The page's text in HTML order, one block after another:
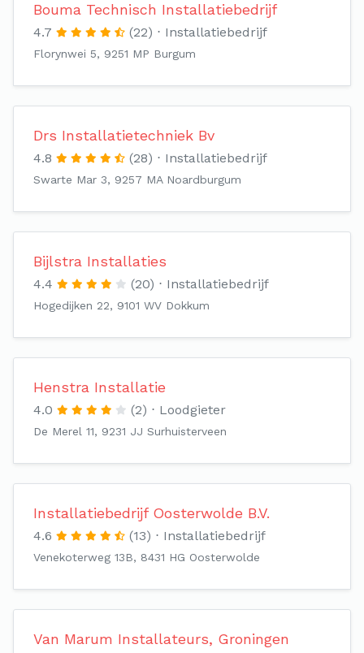
Bouma Technisch Installatiebedrijf
4.7 (22) Installatiebedrijf
Florynwei 5, 9251 MP Burgum
Drs Installatietechniek Bv
4.8 (28) Installatiebedrijf
Swarte Mar 3, 9257 MA Noardburgum
Bijlstra Installaties
4.4 (20) Installatiebedrijf
Hogedijken 22, 9101 WV Dokkum
Henstra Installatie
4.0 (2) Loodgieter
De Merel 11, 9231 JJ Surhuisterveen
Installatiebedrijf Oosterwolde B.V.
4.6 (13) Installatiebedrijf
Venekoterweg 13B, 8431 HG Oosterwolde
Van Marum Installateurs, Groningen